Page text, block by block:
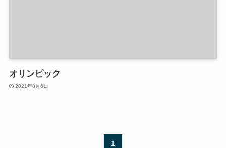
オリンピック
2021年8月6日
1